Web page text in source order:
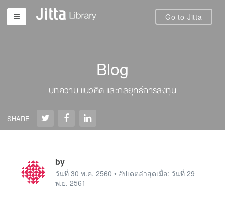
Go to Jitta
Blog
บทความ แนวคิด และกลยุทธ์การลงทุน
SHARE
by
วันที่ 30 พ.ค. 2560 • อัปเดตล่าสุดเมื่อ: วันที่ 29
พ.ย. 2561